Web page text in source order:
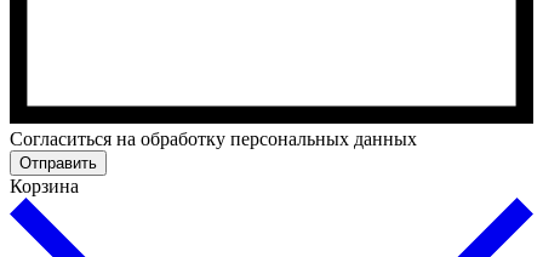
Cогласиться на обработку персональных данных
Отправить
Корзина